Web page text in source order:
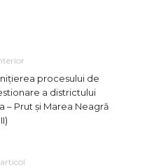
procesului de
a districtului
– Prut și Marea Neagră